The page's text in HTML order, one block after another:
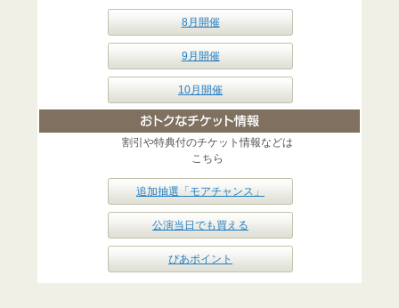
8月開催
9月開催
10月開催
割引や特典付のチケット情報などは
こちら
追加抽選「モアチャンス」
公演当日でも買える
ぴあポイント